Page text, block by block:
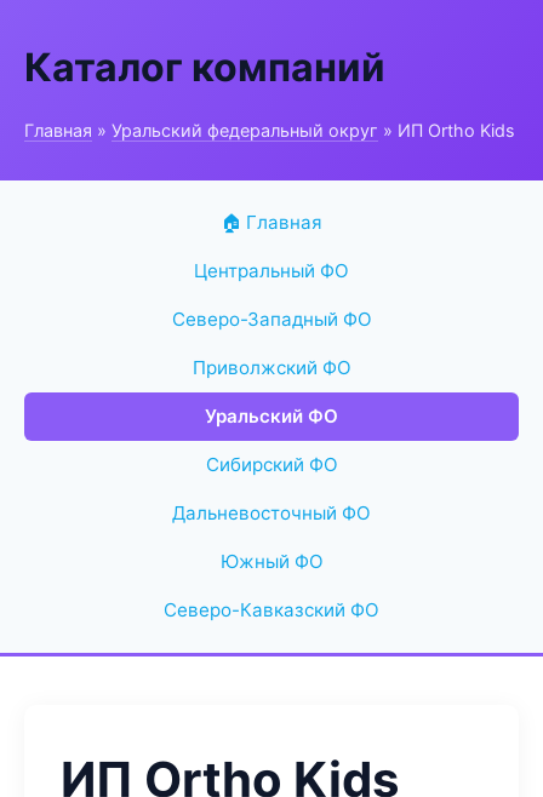
Каталог компаний
Главная » Уральский федеральный округ » ИП Ortho Kids
🏠 Главная
Центральный ФО
Северо-Западный ФО
Приволжский ФО
Уральский ФО
Сибирский ФО
Дальневосточный ФО
Южный ФО
Северо-Кавказский ФО
ИП Ortho Kids